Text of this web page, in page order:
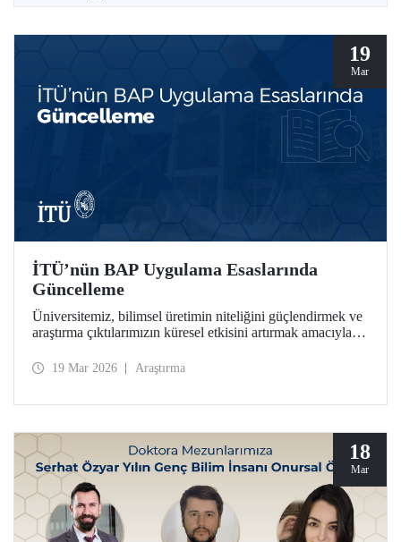
19
Mar
İTÜ’nün BAP Uygulama Esaslarında
Güncelleme
Üniversitemiz, bilimsel üretimin niteliğini güçlendirmek ve
araştırma çıktılarımızın küresel etkisini artırmak amacıyla
güncellemeleri hayata geçirdi.
19 Mar 2026 Araştırma
18
Mar